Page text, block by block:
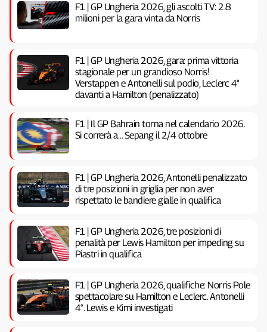
F1 | GP Ungheria 2026, gli ascolti TV: 2.8
milioni per la gara vinta da Norris
F1 | GP Ungheria 2026, gara: prima vittoria
stagionale per un grandioso Norris!
Verstappen e Antonelli sul podio, Leclerc 4°
davanti a Hamilton (penalizzato)
F1 | Il GP Bahrain torna nel calendario 2026.
Si correrà a… Sepang il 2/4 ottobre
F1 | GP Ungheria 2026, Antonelli penalizzato
di tre posizioni in griglia per non aver
rispettato le bandiere gialle in qualifica
F1 | GP Ungheria 2026, tre posizioni di
penalità per Lewis Hamilton per impeding su
Piastri in qualifica
F1 | GP Ungheria 2026, qualifiche: Norris Pole
spettacolare su Hamilton e Leclerc. Antonelli
4°. Lewis e Kimi investigati